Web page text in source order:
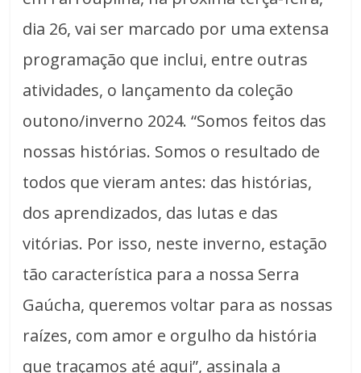
dia 26, vai ser marcado por uma extensa
programação que inclui, entre outras
atividades, o lançamento da coleção
outono/inverno 2024. “Somos feitos das
nossas histórias. Somos o resultado de
todos que vieram antes: das histórias,
dos aprendizados, das lutas e das
vitórias. Por isso, neste inverno, estação
tão característica para a nossa Serra
Gaúcha, queremos voltar para as nossas
raízes, com amor e orgulho da história
que traçamos até aqui”, assinala a